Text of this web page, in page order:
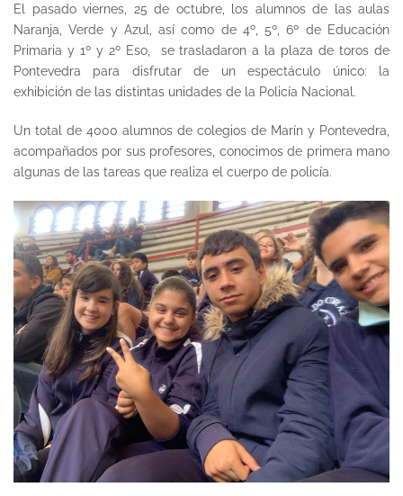
El pasado viernes, 25 de octubre, los alumnos de las aulas
Naranja, Verde y Azul, así como de 4º, 5º, 6º de Educación
Primaria y 1º y 2º Eso, se trasladaron a la plaza de toros de
Pontevedra para disfrutar de un espectáculo único: la
exhibición de las distintas unidades de la Policía Nacional.
Un total de 4000 alumnos de colegios de Marín y Pontevedra,
acompañados por sus profesores, conocimos de primera mano
algunas de las tareas que realiza el cuerpo de policía.